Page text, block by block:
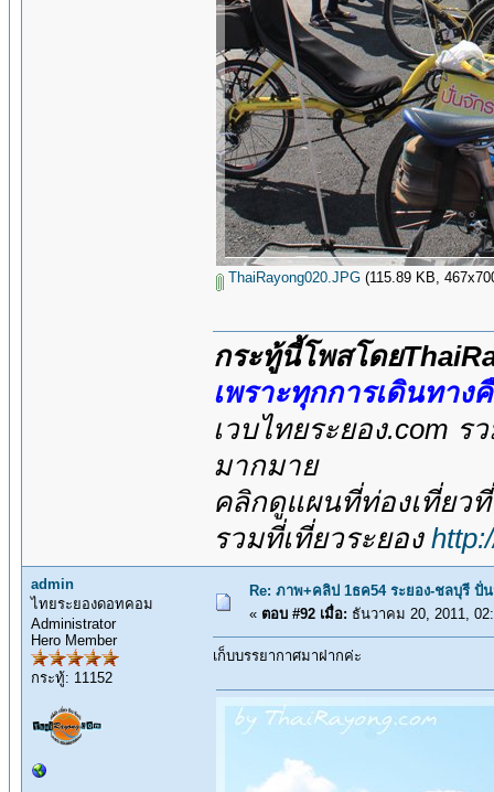
ThaiRayong020.JPG (115.89 KB,
กระทู้นี้โพสโดย
เพราะทุกการเดินทาง
เวบไทยระยอง.com
มากมาย
คลิกดูแผนที่ท่องเที่ยว
รวมที่เที่ยวระยอง
admin
ไทยระยองดอทคอม
Administrator
Hero Member
กระทู้: 11152
Re: ภาพ+คลิป 1ธค54 ระยอง-ชลบุรี ปั่
« ตอบ #92 เมื่อ: ธันวาคม 20, 2011,
เก็บบรรยากาศมาฝากค่ะ